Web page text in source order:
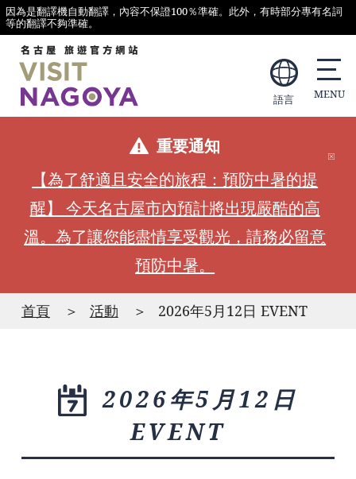
因為是翻譯機自動翻譯，內容不保證100％準確。此外，有時部分專有名詞
等的翻譯不夠準確。
語言
重要通知
【為了舒適且安全的旅程：預防中暑的提
醒】 今天名古屋市內預計將出現嚴酷的高
溫。為了讓您能盡情享受觀光，請務必留意
預防中暑。
首頁 活動 2026年5月12日 EVENT
2026年5月12日
EVENT